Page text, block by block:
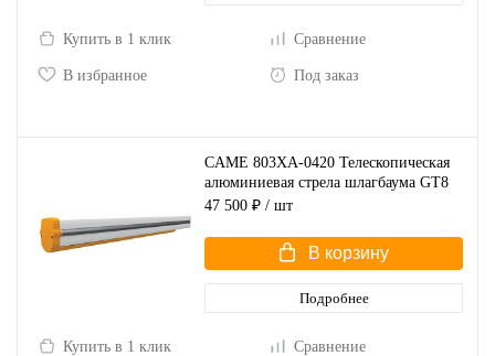
Купить в 1 клик Сравнение
В избранное Под заказ
CAME 803XA-0420 Телескопическая
алюминиевая стрела шлагбаума GT8
47 500 ₽ / шт
В корзину
Подробнее
Купить в 1 клик Сравнение